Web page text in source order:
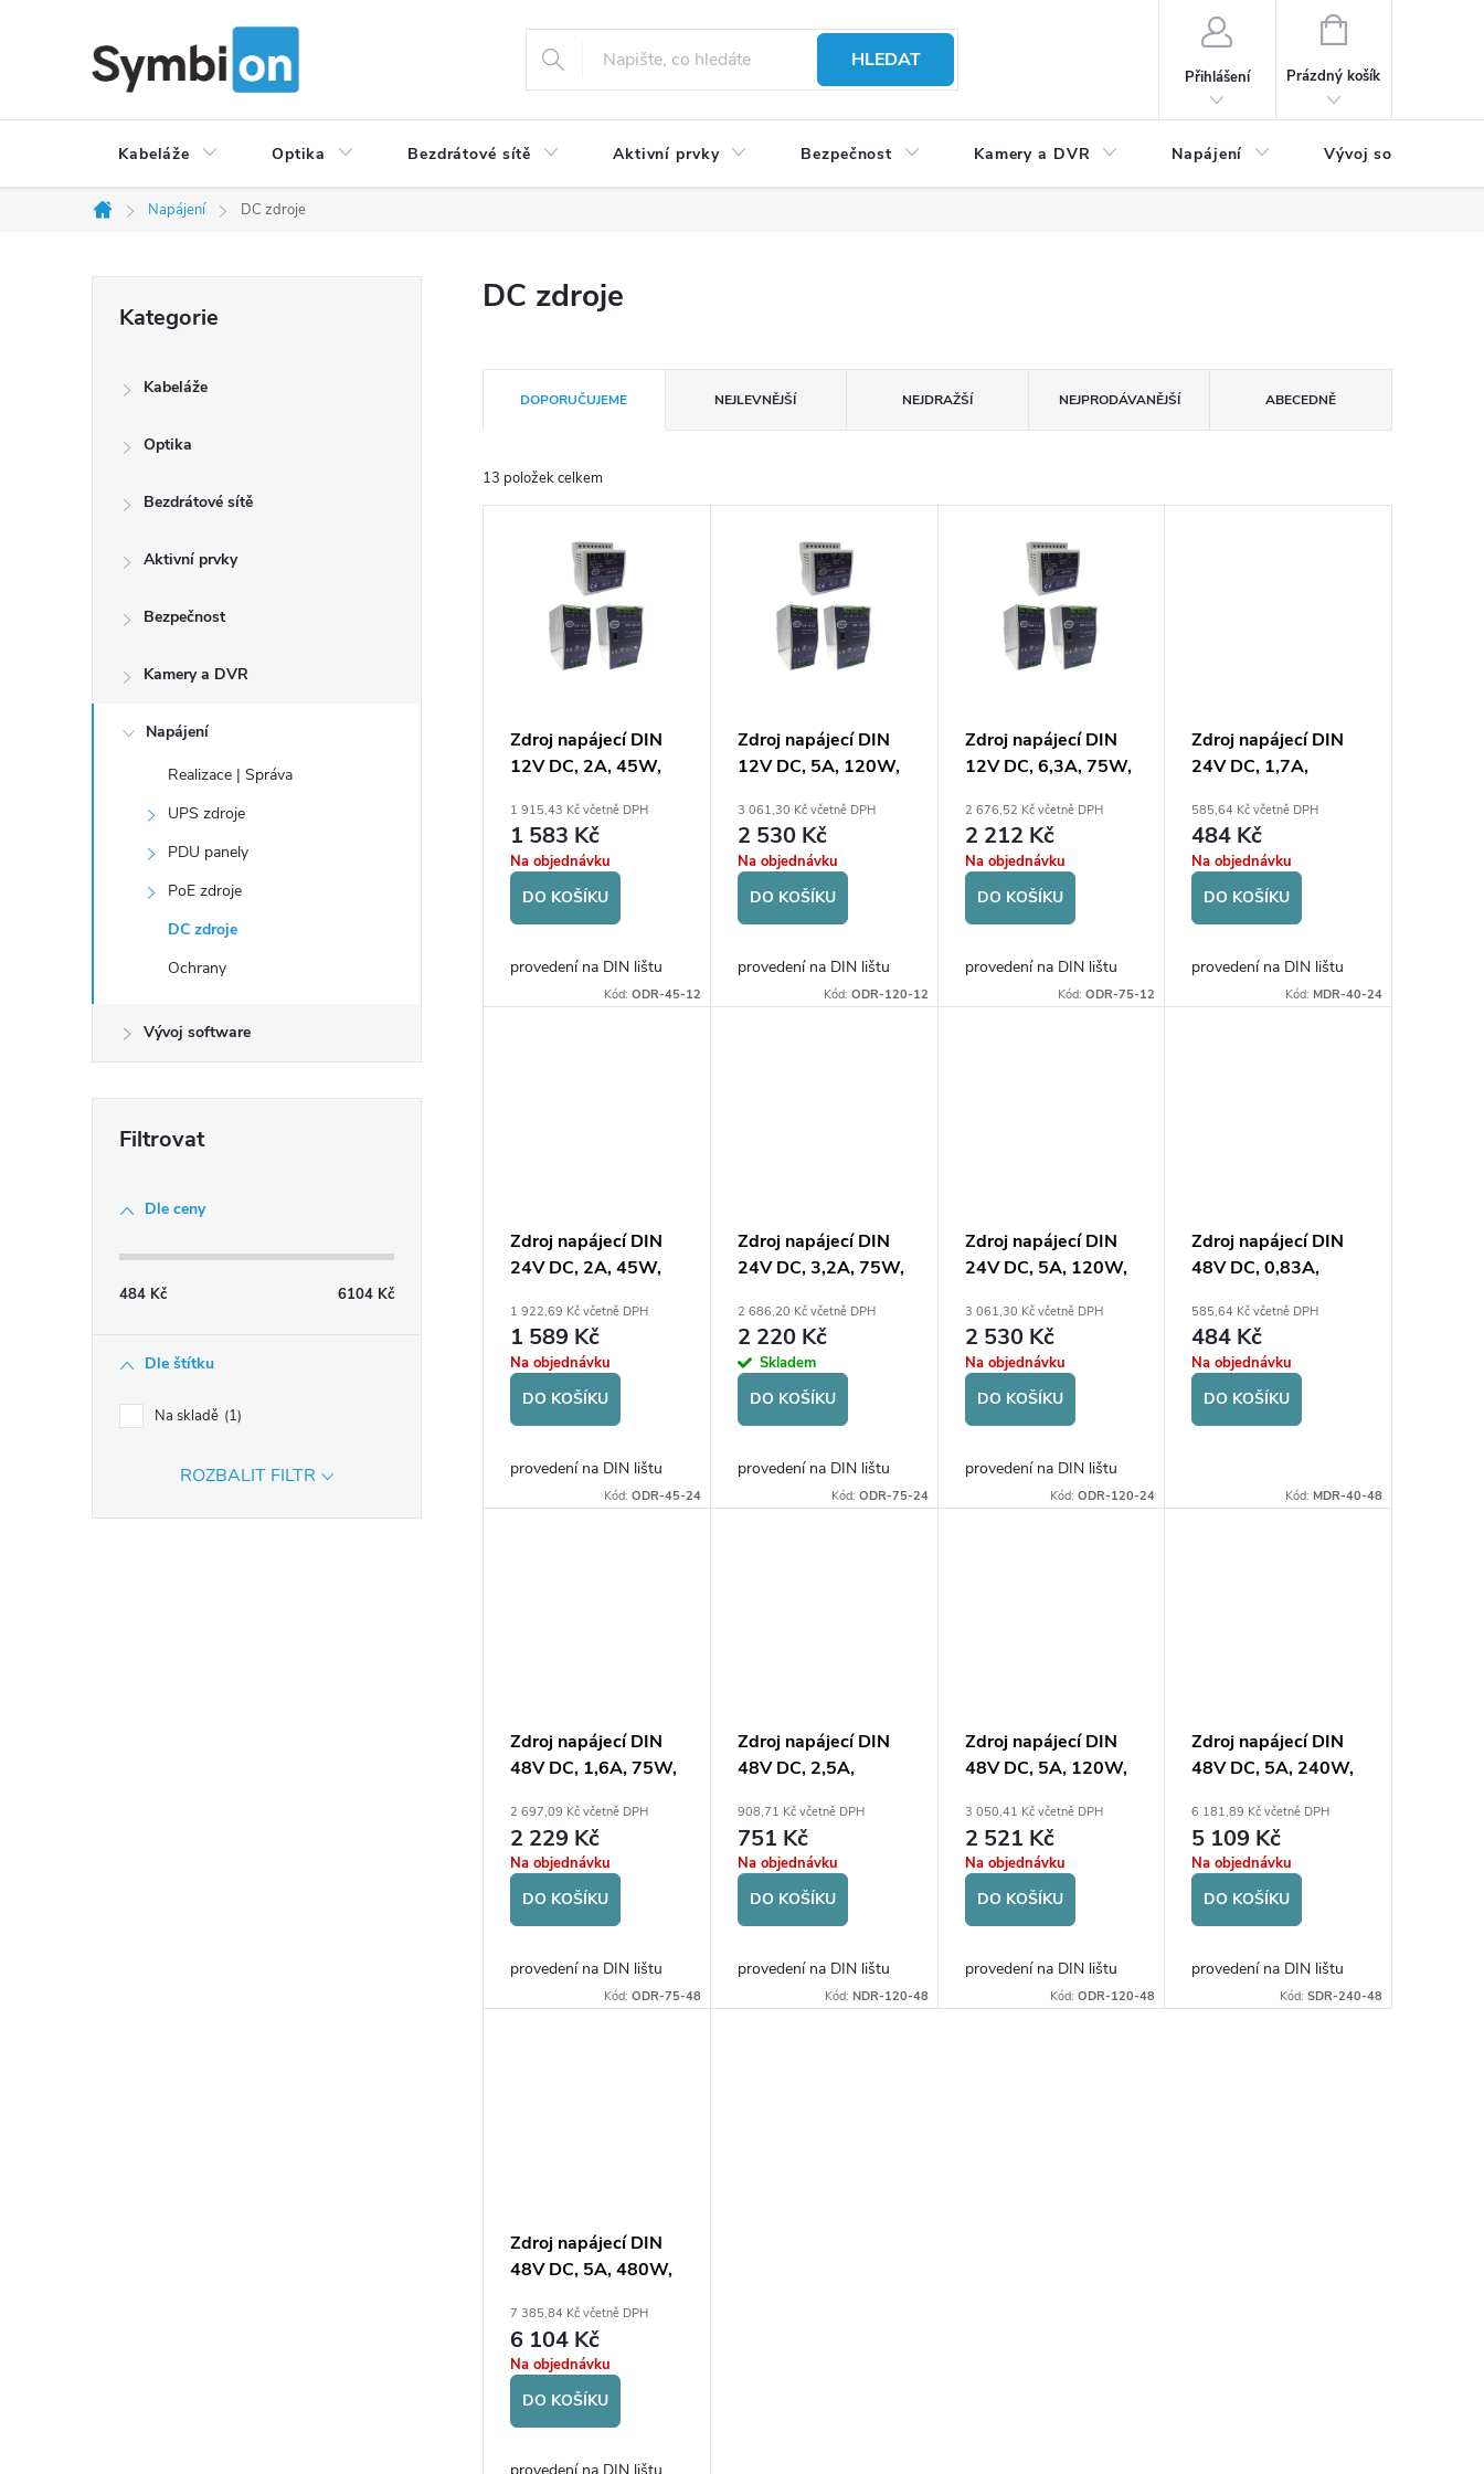
HLEDAT
Přihlášení
NÁKUPNÍ
Prázdný košík
Kabeláže Optika Bezdrátové sítě Aktivní prvky Bezpečnost Kamery a DVR Napájení Vývoj software
Domů
Napájení DC zdroje
kategorie
Kategorie
Kabeláže
Optika
Bezdrátové sítě
Aktivní prvky
Bezpečnost
Kamery a DVR
Napájení
Realizace | Správa
UPS zdroje
PDU panely
PoE zdroje
DC zdroje
Ochrany
Vývoj software
Dle ceny
484 Kč 6104 Kč
Dle štítku
Na skladě 1
ROZBALIT FILTR
DC zdroje
e
n
DOPORUČUJEME NEJLEVNĚJŠÍ NEJDRAŽŠÍ NEJPRODÁVANĚJŠÍ ABECEDNĚ
13 položek celkem
Zdroj napájecí DIN
12V DC, 2A, 45W,
1 915,43 Kč včetně DPH
1 583 Kč
Na objednávku
DO KOŠÍKU
provedení na DIN lištu
Kód: ODR-45-12
Zdroj napájecí DIN
12V DC, 5A, 120W,
176-264V
3 061,30 Kč včetně DPH
2 530 Kč
Na objednávku
DO KOŠÍKU
provedení na DIN lištu
Kód: ODR-120-12
Zdroj napájecí DIN
12V DC, 6,3A, 75W,
2 676,52 Kč včetně DPH
2 212 Kč
Na objednávku
DO KOŠÍKU
provedení na DIN lištu
Kód:ODR-75-12
Zdroj napájecí DIN
24V DC, 1,7A,
585,64 Kč včetně DPH
484 Kč
Na objednávku
DO KOŠÍKU
provedení na DIN lištu
Kód: MDR-40-24
Zdroj napájecí DIN
24V DC, 2A, 45W,
1 922,69 Kč včetně DPH
1 589 Kč
Na objednávku
DO KOŠÍKU
provedení na DIN lištu
Kód: ODR-45-24
Zdroj napájecí DIN
24V DC, 3,2A, 75W,
2 686,20 Kč včetně DPH
2 220 Kč
Skladem
DO KOŠÍKU
provedení na DIN lištu
Kód: ODR-75-24
Zdroj napájecí DIN
24V DC, 5A, 120W,
176-264V
3 061,30 Kč včetně DPH
2 530 Kč
Na objednávku
DO KOŠÍKU
provedení na DIN lištu
Kód:ODR-120-24
Zdroj napájecí DIN
48V DC, 0,83A,
585,64 Kč včetně DPH
484 Kč
Na objednávku
DO KOŠÍKU
Kód: MDR-40-48
Zdroj napájecí DIN
48V DC, 1,6A, 75W,
2 697,09 Kč včetně DPH
2 229 Kč
Na objednávku
DO KOŠÍKU
provedení na DIN lištu
Kód: ODR-75-48
Zdroj napájecí DIN
48V DC, 2,5A,
NDR-120-48,
účinnost 89%
908,71 Kč včetně DPH
751 Kč
Na objednávku
DO KOŠÍKU
provedení na DIN lištu
Kód: NDR-120-48
Zdroj napájecí DIN
48V DC, 5A, 120W,
176-264V
3 050,41 Kč včetně DPH
2 521 Kč
Na objednávku
DO KOŠÍKU
provedení na DIN lištu
Kód:ODR-120-48
Zdroj napájecí DIN
48V DC, 5A, 240W,
176-264V
6 181,89 Kč včetně DPH
5 109 Kč
Na objednávku
DO KOŠÍKU
provedení na DIN lištu
Kód: SDR-240-48
Zdroj napájecí DIN
48V DC, 5A, 480W,
176-264V
7 385,84 Kč včetně DPH
6 104 Kč
Na objednávku
DO KOŠÍKU